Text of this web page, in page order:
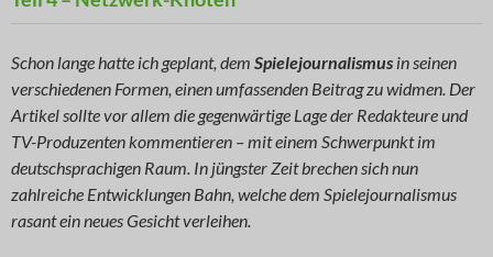
Schon lange hatte ich geplant, dem Spielejournalismus in seinen
verschiedenen Formen, einen umfassenden Beitrag zu widmen. Der
Artikel sollte vor allem die gegenwärtige Lage der Redakteure und
TV-Produzenten kommentieren – mit einem Schwerpunkt im
deutschsprachigen Raum. In jüngster Zeit brechen sich nun
zahlreiche Entwicklungen Bahn, welche dem Spielejournalismus
rasant ein neues Gesicht verleihen.